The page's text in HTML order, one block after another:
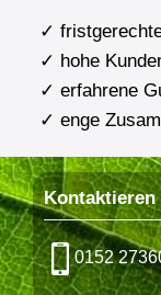
✓
✓ hohe
✓ erfahrene
✓ enge
Kontaktieren
0152